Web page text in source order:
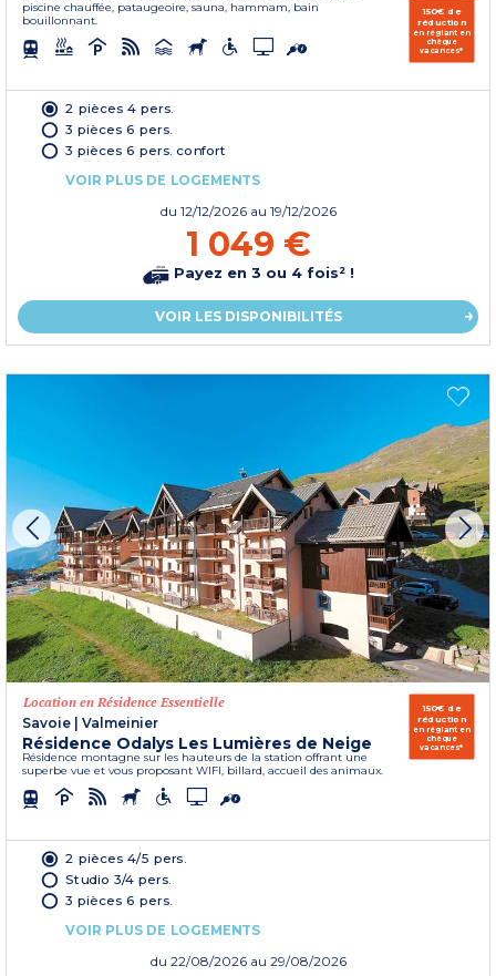
piscine chauffée, pataugeoire, sauna, hammam, bain
bouillonnant.
150€ de
réduction
en réglant en
chèque
vacances*
2 pièces 4 pers.
3 pièces 6 pers.
3 pièces 6 pers. confort
VOIR PLUS DE LOGEMENTS
du 12/12/2026 au 19/12/2026
1 049 €
Payez en 3 ou 4 fois² !
VOIR LES DISPONIBILITÉS
Location en Résidence Essentielle
Savoie
Valmeinier
Résidence Odalys Les Lumières de Neige
Résidence montagne sur les hauteurs de la station offrant une
superbe vue et vous proposant WIFI, billard, accueil des animaux.
150€ de
réduction
en réglant en
chèque
vacances*
2 pièces 4/5 pers.
Studio 3/4 pers.
3 pièces 6 pers.
VOIR PLUS DE LOGEMENTS
du 22/08/2026 au 29/08/2026